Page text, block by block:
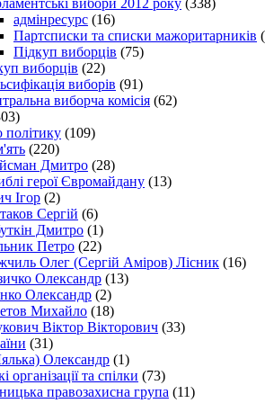
адмінресурс (16)
Партсписки та списки мажоритарників
Підкуп виборців (75)
виборців (22)
виборів (91)
виборча комісія (62)
політику (109)
(220)
Дмитро (28)
герої Євромайдану (13)
Ігор (2)
Сергій (6)
Дмитро (1)
Петро (22)
Олег (Сергій Аміров) Лісник (16)
Олександр (13)
Олександр (2)
Михайло (18)
Віктор Вікторович (33)
(31)
Олександр (1)
організації та спілки (73)
правозахисна група (11)